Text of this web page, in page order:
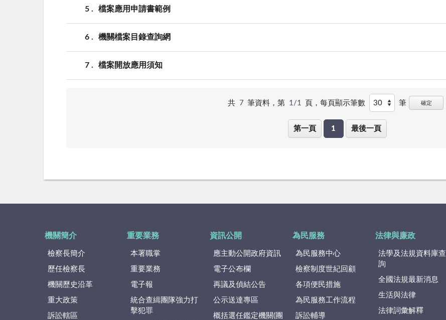
5 檔案應用申請書範例
6 機關檔案目錄查詢網
7 檔案開放應用須知
共 7 筆資料，第 1/1 頁，每頁顯示筆數 筆 確定
第一頁 1 最後一頁
機關簡介
檢察長簡介
歷任檢察長
機關歷史沿革
重大政策
訴訟轄區
重要業務
本署職掌
重要業務
電子報
統合查緝團隊強力打
擊犯罪
資訊公開
應主動公開政府資訊
電子公布欄
再議及偵結公告
公示送達專區
概括選任鑑定機關(團
為民服務
為民服務中心
檢察制度世紀回顧
各項便民措施
為民服務工作流程
訴訟輔導
法律與廉政
法學及法規資料庫查
詢
全國法規最新消息
生活與法律
法律詞彙解釋